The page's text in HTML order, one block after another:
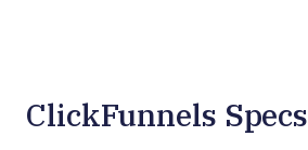
ClickFunnels Specs